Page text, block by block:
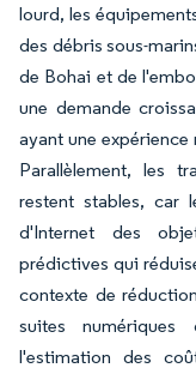
lourd, les
des débris sous-
de Bohai et de
une demande
ayant une
Parallèlement, les
restent stables, car
d'Internet des
prédictives qui
contexte de
suites
l'estimation des